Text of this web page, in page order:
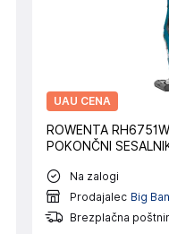
UAU CENA
ROWENTA
POKONČNI
Na zalogi
Prodajalec Big
Brezplačna